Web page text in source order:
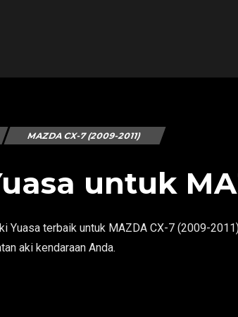
MAZDA CX-7 (2009-2011)
untuk
Yuasa terbaik untuk MAZDA CX-7 (2009-
aki kendaraan Anda.